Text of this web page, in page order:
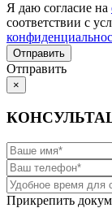
Я даю согласие на
соответствии с
Отправить
×
Прикрепить